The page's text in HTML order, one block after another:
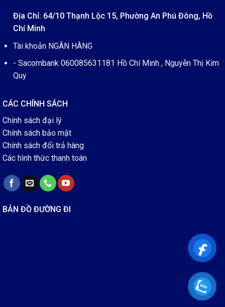
Địa Chỉ: 64/10 Thạnh Lộc 15, Phường An Phú Đông, Hồ
Chí Minh
Tài khoản NGÂN HÀNG
- Sacombank 060085631181 Hồ Chí Minh , Nguyễn Thị Kim
Quy
CÁC CHÍNH SÁCH
Chính sách đại lý
Chính sách bảo mật
Chính sách đổi trả hàng
Các hình thức thanh toán
BẢN ĐỒ ĐƯỜNG ĐI